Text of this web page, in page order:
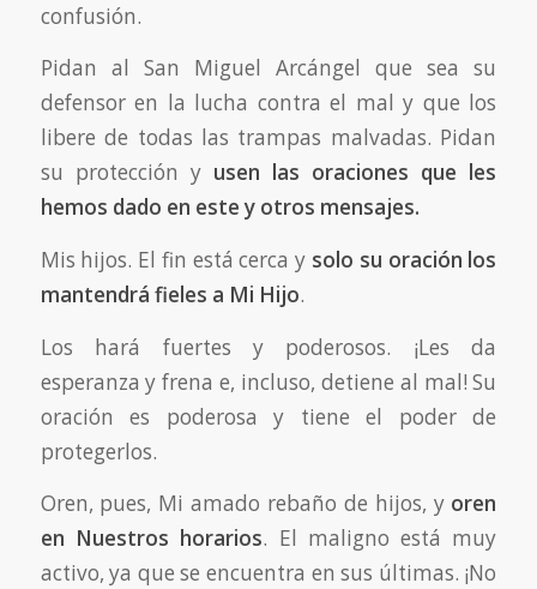
confusión.
Pidan al San Miguel Arcángel que sea su
defensor en la lucha contra el mal y que los
libere de todas las trampas malvadas. Pidan
su protección y usen las oraciones que les
hemos dado en este y otros mensajes.
Mis hijos. El fin está cerca y solo su oración los
mantendrá fieles a Mi Hijo.
Los hará fuertes y poderosos. ¡Les da
esperanza y frena e, incluso, detiene al mal! Su
oración es poderosa y tiene el poder de
protegerlos.
Oren, pues, Mi amado rebaño de hijos, y oren
en Nuestros horarios. El maligno está muy
activo, ya que se encuentra en sus últimas. ¡No